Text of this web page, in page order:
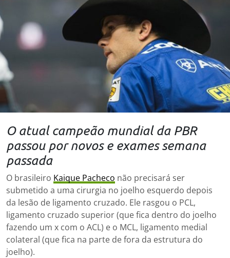
O atual campeão mundial da PBR
passou por novos e exames semana
passada
O brasileiro Kaique Pacheco não precisará ser
submetido a uma cirurgia no joelho esquerdo depois
da lesão de ligamento cruzado. Ele rasgou o PCL,
ligamento cruzado superior (que fica dentro do joelho
fazendo um x com o ACL) e o MCL, ligamento medial
colateral (que fica na parte de fora da estrutura do
joelho).